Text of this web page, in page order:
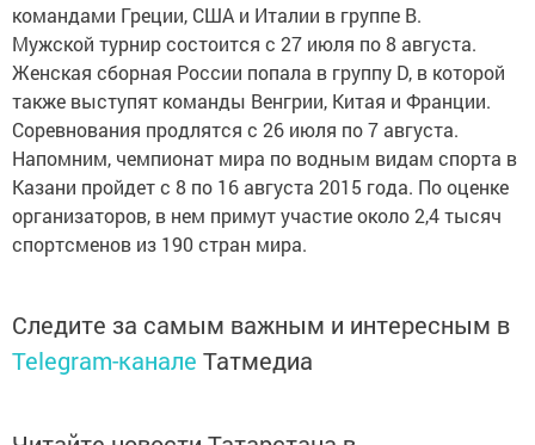
командами Греции, США и Италии в группе В.
Мужской турнир состоится с 27 июля по 8 августа.
Женская сборная России попала в группу D, в которой
также выступят команды Венгрии, Китая и Франции.
Соревнования продлятся с 26 июля по 7 августа.
Напомним, чемпионат мира по водным видам спорта в
Казани пройдет с 8 по 16 августа 2015 года. По оценке
организаторов, в нем примут участие около 2,4 тысяч
спортсменов из 190 стран мира.
Следите за самым важным и интересным в
Telegram-канале Татмедиа